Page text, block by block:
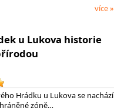
více »
u Lukova historie
Hrádku u Lukova se nachází
zóně…